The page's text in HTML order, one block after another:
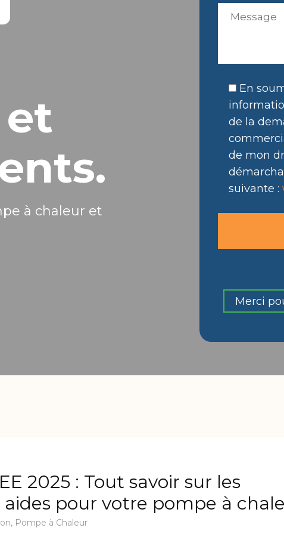
à chaleur et
En
de la
de mon
suivante :
Merci
2025 : Tout savoir sur les
aides pour votre pompe à
, Pompe à Chaleur